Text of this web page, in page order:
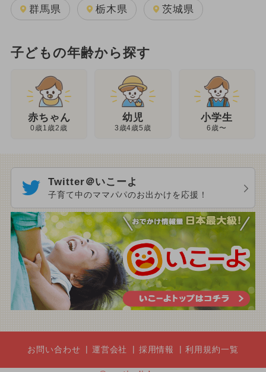
群馬県 栃木県 茨城県
子どもの年齢から探す
赤ちゃん
0歳1歳2歳
幼児
3歳4歳5歳
小学生
6歳〜
Twitter＠いこーよ
子育て中のママパパのお出かけを応援！
お問い合わせ 運営会社 採用情報 利用規約一覧